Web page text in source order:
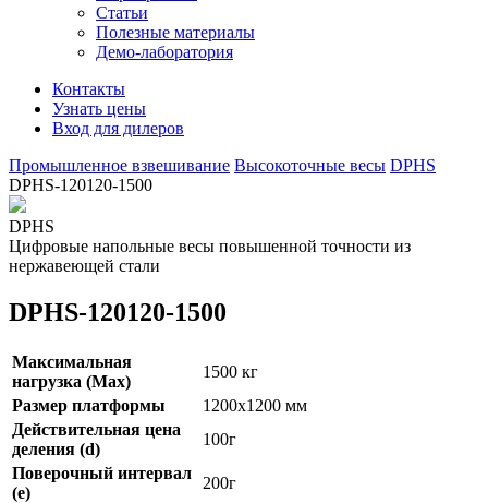
Статьи
Полезные материалы
Демо-лаборатория
Контакты
Узнать цены
Вход для дилеров
Промышленное взвешивание Высокоточные весы DPHS
DPHS-120120-1500
DPHS
Цифровые напольные весы повышенной точности из
нержавеющей стали
DPHS-120120-1500
Максимальная
нагрузка (Max)
1500 кг
Размер платформы
1200х1200 мм
Действительная цена
деления (d)
100г
Поверочный интервал
(e)
200г